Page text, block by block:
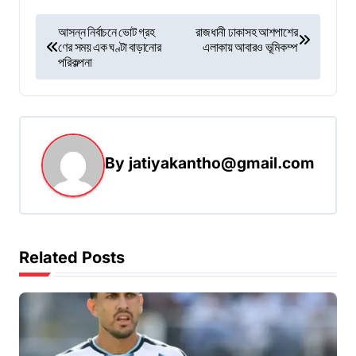
o
s
a
v
i
a
t
i
o
আসন্ন নির্বাচনে ভোট গ্রহ
ণের সময় এক ঘণ্টা বাড়ানোর
পরিকল্পনা
রাজধানী ঢাকাসহ আশপাশের
এলাকায় আবারও ভূমিকম্প
By jatiyakantho@gmail.com
Related Posts